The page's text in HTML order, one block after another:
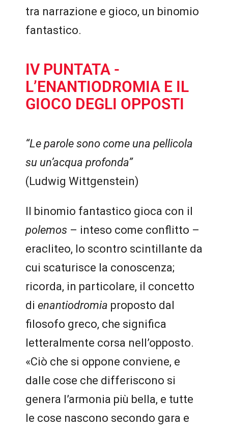
tra narrazione e gioco, un binomio
fantastico.
IV PUNTATA -
L’ENANTIODROMIA E IL
GIOCO DEGLI OPPOSTI
“Le parole sono come una pellicola
su un’acqua profonda”
(Ludwig Wittgenstein)
Il binomio fantastico gioca con il
polemos – inteso come conflitto –
eracliteo, lo scontro scintillante da
cui scaturisce la conoscenza;
ricorda, in particolare, il concetto
di enantiodromia proposto dal
filosofo greco, che significa
letteralmente corsa nell’opposto.
«Ciò che si oppone conviene, e
dalle cose che differiscono si
genera l’armonia più bella, e tutte
le cose nascono secondo gara e